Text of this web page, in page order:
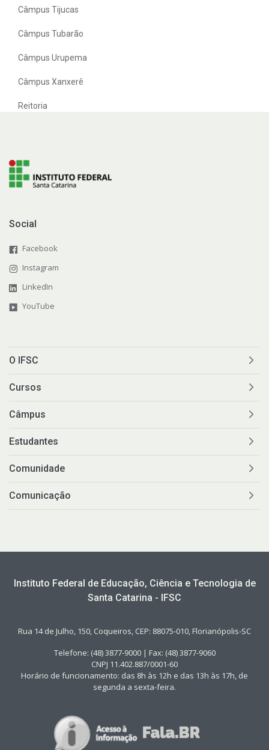
Câmpus Tijucas
Câmpus Tubarão
Câmpus Urupema
Câmpus Xanxerê
Reitoria
Social
Facebook
Instagram
LinkedIn
YouTube
O IFSC
Cursos
Câmpus
Estudantes
Comunidade
Comunicação
Instituto Federal de Educação, Ciência e Tecnologia de
Santa Catarina - IFSC
Rua 14 de Julho, 150, Coqueiros, CEP: 88075-010, Florianópolis-SC
Telefone: (48) 3877-9000 | Fax: (48) 3877-9060
CNPJ 11.402.887/0001-60
Horário de funcionamento: das 8h às 12h e das 13h às 17h, de
segunda a sexta-feira.